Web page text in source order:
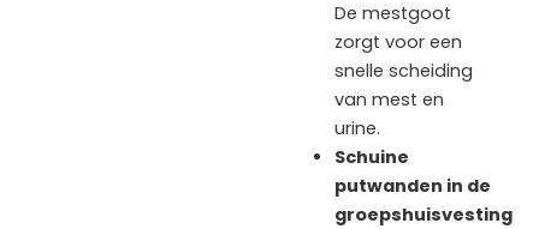
De mestgoot
zorgt voor een
snelle scheiding
van mest en
urine.
Schuine
putwanden in de
groepshuisvesting